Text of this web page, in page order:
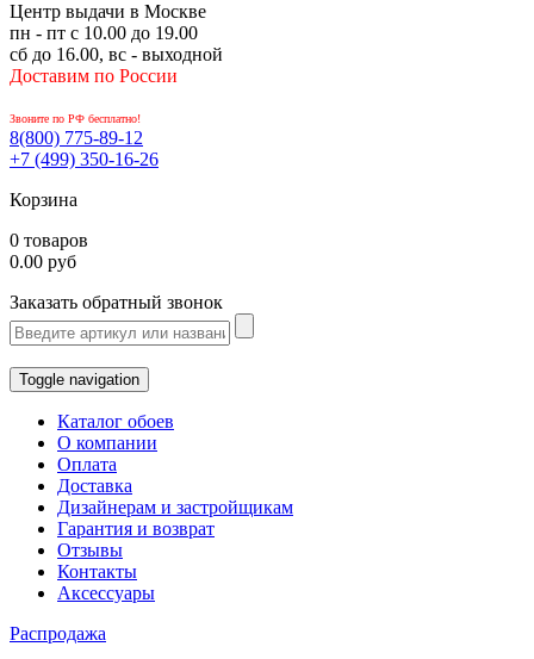
Центр выдачи в Москве
пн - пт с 10.00 до 19.00
сб до 16.00, вс - выходной
Доставим по России
Звоните по РФ бесплатно!
8(800) 775-89-12
+7 (499) 350-16-26
Корзина
0 товаров
0.00 руб
Заказать обратный звонок
Toggle navigation
Каталог обоев
О компании
Оплата
Доставка
Дизайнерам и застройщикам
Гарантия и возврат
Отзывы
Контакты
Аксессуары
Распродажа